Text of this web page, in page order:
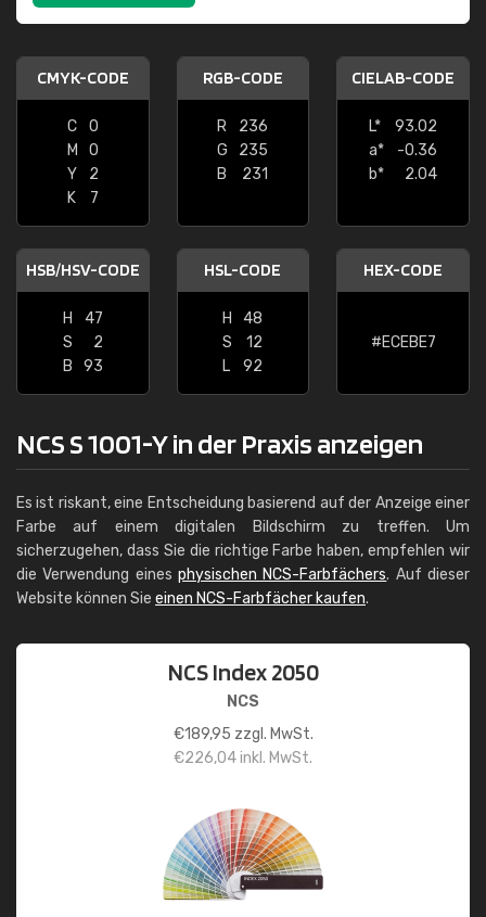
CMYK-CODE
C
0
M
0
Y
2
K
7
RGB-CODE
R
236
G
235
B
231
CIELAB-CODE
L*
93.02
a*
-0.36
b*
2.04
HSB/HSV-CODE
H
47
S
2
B
93
HSL-CODE
H
48
S
12
L
92
HEX-CODE
#ECEBE7
NCS S 1001-Y in der Praxis anzeigen
Es ist riskant, eine Entscheidung basierend auf der Anzeige einer
Farbe auf einem digitalen Bildschirm zu treffen. Um
sicherzugehen, dass Sie die richtige Farbe haben, empfehlen wir
die Verwendung eines physischen NCS-Farbfächers. Auf dieser
Website können Sie einen NCS-Farbfächer kaufen.
NCS Index 2050
NCS
€189,95 zzgl. MwSt.
€226,04inkl. MwSt.